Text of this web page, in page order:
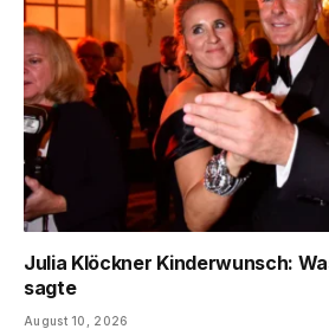
Julia Klöckner Kinderwunsch:
sagte
August 10, 2026